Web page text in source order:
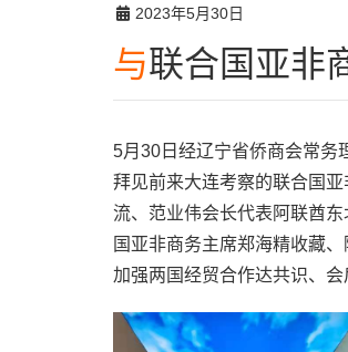
2023年5月30日
与联合国亚
5月30日经辽宁省侨商会常务
拜见前来大连考察的联合国
流、范业伟会长代表阿联酋
国亚非商务主席郑海精收藏
加强两国经贸合作达共识、